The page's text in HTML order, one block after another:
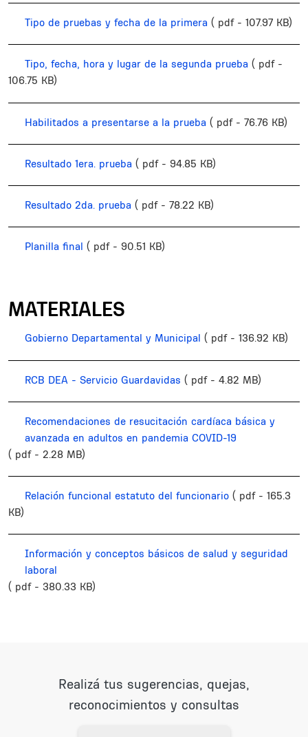
Tipo de pruebas y fecha de la primera ( pdf - 107.97 KB)
Tipo, fecha, hora y lugar de la segunda prueba ( pdf -
106.75 KB)
Habilitados a presentarse a la prueba ( pdf - 76.76 KB)
Resultado 1era. prueba ( pdf - 94.85 KB)
Resultado 2da. prueba ( pdf - 78.22 KB)
Planilla final ( pdf - 90.51 KB)
MATERIALES
Gobierno Departamental y Municipal ( pdf - 136.92 KB)
RCB DEA - Servicio Guardavidas ( pdf - 4.82 MB)
Recomendaciones de resucitación cardíaca básica y
avanzada en adultos en pandemia COVID-19
( pdf - 2.28 MB)
Relación funcional estatuto del funcionario ( pdf - 165.3
KB)
Información y conceptos básicos de salud y seguridad
laboral
( pdf - 380.33 KB)
Realizá tus sugerencias, quejas,
reconocimientos y consultas